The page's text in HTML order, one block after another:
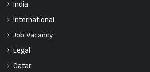
India
International
Job Vacancy
Legal
Qatar